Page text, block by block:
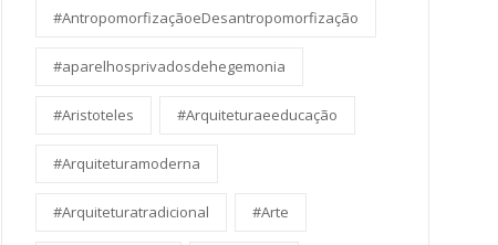
#AntropomorfizaçãoeDesantropomorfização
#aparelhosprivadosdehegemonia
#Aristoteles #Arquiteturaeeducação
#Arquiteturamoderna
#Arquiteturatradicional #Arte